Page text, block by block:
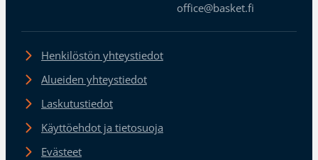
office@basket.fi
Henkilöstön yhteystiedot
Alueiden yhteystiedot
Laskutustiedot
Käyttöehdot ja tietosuoja
Evästeet